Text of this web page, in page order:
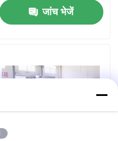
जांच भेजें